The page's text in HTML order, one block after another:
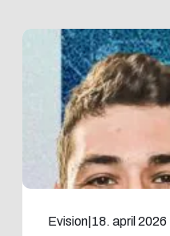
Evision 18. april 2026